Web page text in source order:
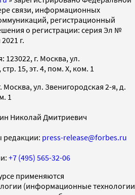
связи, информационных
регистрационный
о регистрации: серия Эл №
г.
123022, г. Москва, ул.
15, эт. 4, пом. X, ком. 1
Москва, ул. Звенигородская 2-я, д.
1
Николай Дмитриевич
редакции: press-release@forbes.ru
+7 (495) 565-32-06
применяются
(информационные технологии